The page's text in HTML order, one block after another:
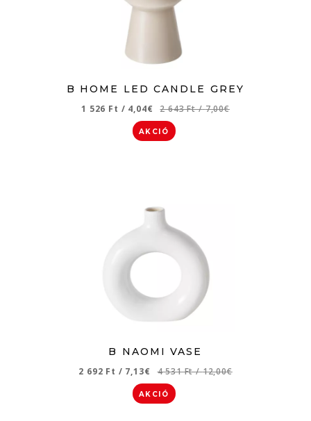
B HOME LED CANDLE GREY
1 526 Ft / 4,04€ 2 643 Ft/ 7,00€
AKCIÓ
B NAOMI VASE
2 692 Ft / 7,13€ 4 531 Ft/ 12,00€
AKCIÓ